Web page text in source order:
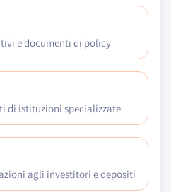
e documenti di policy
di istituzioni specializzate
agli investitori e depositi